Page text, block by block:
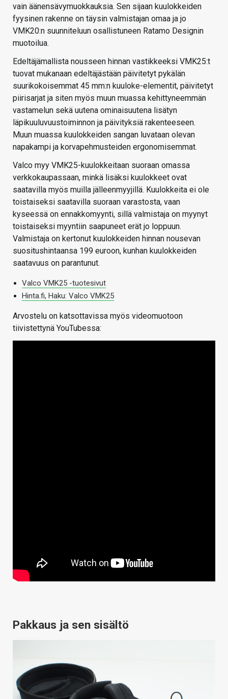
vain äänensävymuokkauksia. Sen sijaan kuulokkeiden
fyysinen rakenne on täysin valmistajan omaa ja jo
VMK20:n suunniteluun osallistuneen Ratamo Designin
muotoilua.
Edeltäjämallista nousseen hinnan vastikkeeksi VMK25:t
tuovat mukanaan edeltäjästään päivitetyt pykälän
suurikokoisemmat 45 mm:n kuuloke-elementit, päivitetyt
piirisarjat ja siten myös muun muassa kehittyneemmän
vastamelun sekä uutena ominaisuutena lisätyn
läpikuuluvuustoiminnon ja päivityksiä rakenteeseen.
Muun muassa kuulokkeiden sangan luvataan olevan
napakampi ja korvapehmusteiden ergonomisemmat.
Valco myy VMK25-kuulokkeitaan suoraan omassa
verkkokaupassaan, minkä lisäksi kuulokkeet ovat
saatavilla myös muilla jälleenmyyjillä. Kuulokkeita ei ole
toistaiseksi saatavilla suoraan varastosta, vaan
kyseessä on ennakkomyynti, sillä valmistaja on myynyt
toistaiseksi myyntiin saapuneet erät jo loppuun.
Valmistaja on kertonut kuulokkeiden hinnan nousevan
suositushintaansa 199 euroon, kunhan kuulokkeiden
saatavuus on parantunut.
Valco VMK25 -tuotesivut
Hinta.fi, Haku: Valco VMK25
Arvostelu on katsottavissa myös videomuotoon
tiivistettynä YouTubessa:
Pakkaus ja sen sisältö